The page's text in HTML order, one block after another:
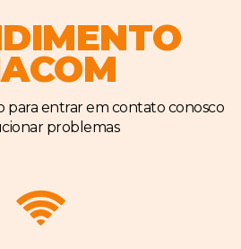
para entrar em contato conosco
problemas